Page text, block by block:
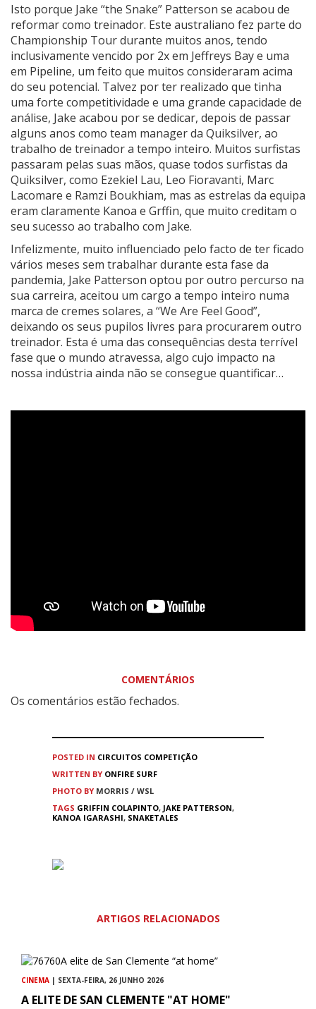
Isto porque Jake “the Snake” Patterson se acabou de
reformar como treinador. Este australiano fez parte do
Championship Tour durante muitos anos, tendo
inclusivamente vencido por 2x em Jeffreys Bay e uma
em Pipeline, um feito que muitos consideraram acima
do seu potencial. Talvez por ter realizado que tinha
uma forte competitividade e uma grande capacidade de
análise, Jake acabou por se dedicar, depois de passar
alguns anos como team manager da Quiksilver, ao
trabalho de treinador a tempo inteiro. Muitos surfistas
passaram pelas suas mãos, quase todos surfistas da
Quiksilver, como Ezekiel Lau, Leo Fioravanti, Marc
Lacomare e Ramzi Boukhiam, mas as estrelas da equipa
eram claramente Kanoa e Grffin, que muito creditam o
seu sucesso ao trabalho com Jake.
Infelizmente, muito influenciado pelo facto de ter ficado
vários meses sem trabalhar durante esta fase da
pandemia, Jake Patterson optou por outro percurso na
sua carreira, aceitou um cargo a tempo inteiro numa
marca de cremes solares, a “We Are Feel Good”,
deixando os seus pupilos livres para procurarem outro
treinador. Esta é uma das consequências desta terrível
fase que o mundo atravessa, algo cujo impacto na
nossa indústria ainda não se consegue quantificar…
COMENTÁRIOS
Os comentários estão fechados.
POSTED IN CIRCUITOS COMPETIÇÃO
WRITTEN BY ONFIRE SURF
PHOTO BY MORRIS / WSL
TAGS GRIFFIN COLAPINTO, JAKE PATTERSON,
KANOA IGARASHI, SNAKETALES
ARTIGOS RELACIONADOS
CINEMA | SEXTA-FEIRA, 26 JUNHO 2026
A ELITE DE SAN CLEMENTE "AT HOME"